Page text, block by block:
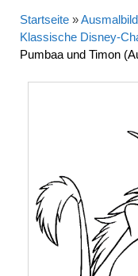
Startseite »
Klassische Disney-
Pumbaa und Timon